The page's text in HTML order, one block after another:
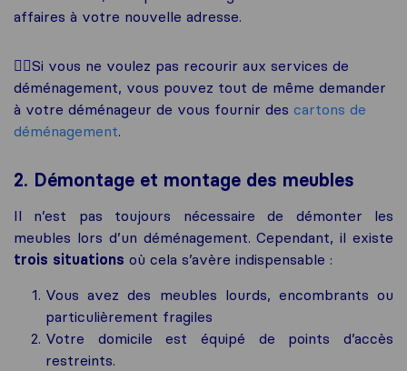
affaires à votre nouvelle adresse.
✍🏼Si vous ne voulez pas recourir aux services de
déménagement, vous pouvez tout de même demander
à votre déménageur de vous fournir des cartons de
déménagement.
2. Démontage et montage des meubles
Il n’est pas toujours nécessaire de démonter les
meubles lors d’un déménagement. Cependant, il existe
trois situations où cela s’avère indispensable :
Vous avez des meubles lourds, encombrants ou
particulièrement fragiles
Votre domicile est équipé de points d’accès
restreints.